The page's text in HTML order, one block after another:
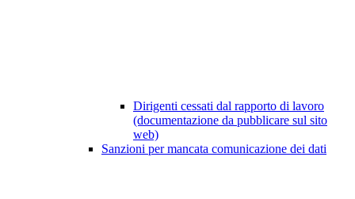
Dirigenti cessati dal rapporto di lavoro
(documentazione da pubblicare sul sito
web)
Sanzioni per mancata comunicazione dei dati